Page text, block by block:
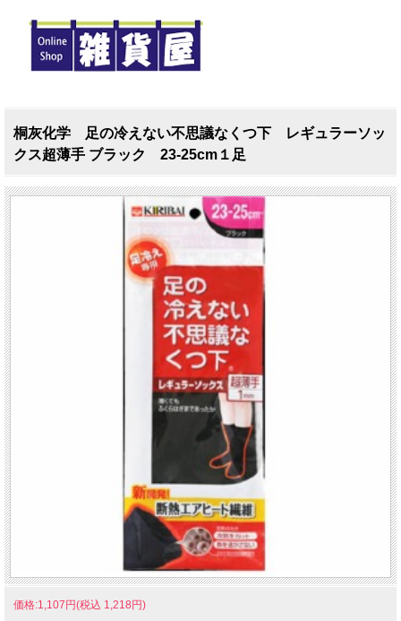
桐灰化学 足の冷えない不思議なくつ下 レギュラーソッ
クス超薄手 ブラック 23-25cm１足
価格:1,107円(税込 1,218円)